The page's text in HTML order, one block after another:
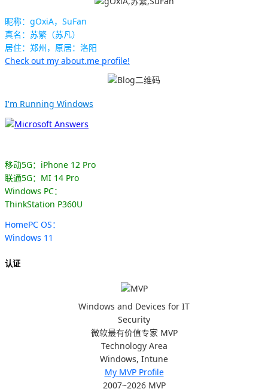
昵称：gOxiA，SuFan
真名：苏繁（苏凡）
居住：郑州，原居：洛阳
Check out my about.me profile!
I'm Running Windows
移动5G：iPhone 12 Pro
联通5G：MI 14 Pro
Windows PC：
ThinkStation P360U
HomePC OS：
Windows 11
认证
Windows and Devices for IT
Security
微软最有价值专家 MVP
Technology Area
Windows, Intune
My MVP Profile
2007~2026 MVP